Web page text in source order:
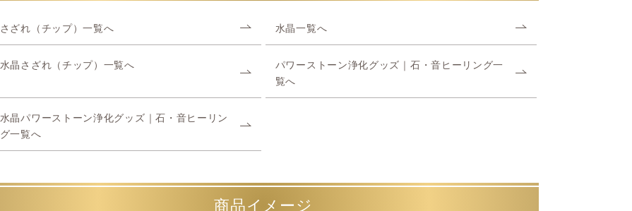
さざれ（チップ）一覧へ 水晶一覧へ
水晶さざれ（チップ）一覧へ
パワーストーン浄化グッズ｜石・音ヒーリング一
覧へ
水晶パワーストーン浄化グッズ｜石・音ヒーリン
グ一覧へ
商品イメージ